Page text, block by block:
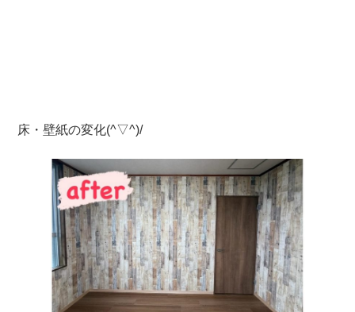
床・壁紙の変化(^▽^)/